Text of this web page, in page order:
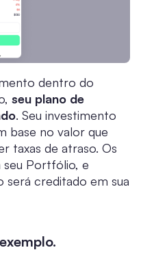
dentro do
seu plano de
. Seu investimento
base no valor que
taxas de atraso. Os
Portfólio, e
será creditado em sua